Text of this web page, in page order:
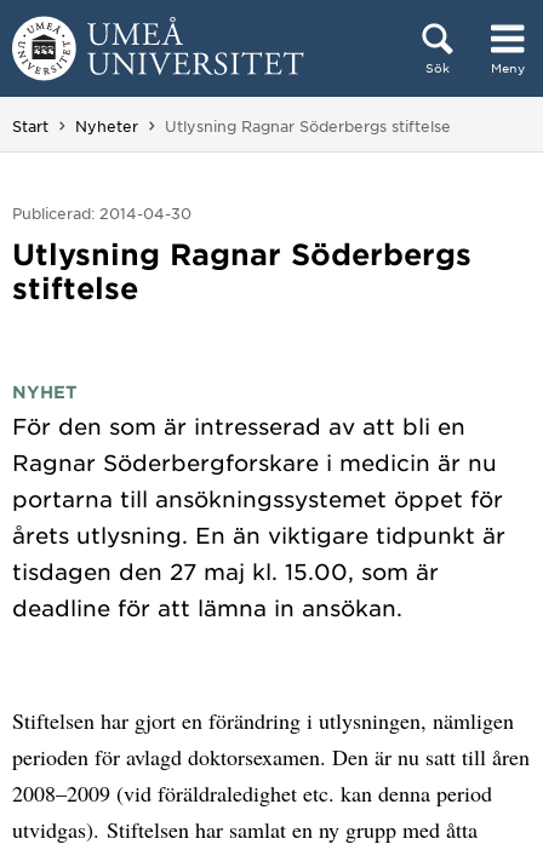
Hoppa direkt till innehållet
Sök Meny
Huvudmenyn dold.
Start Nyheter Du är här:
Utlysning Ragnar Söderbergs stiftelse
Publicerad: 2014-04-30
Utlysning Ragnar Söderbergs
stiftelse
NYHET
För den som är intresserad av att bli en
Ragnar Söderbergforskare i medicin är nu
portarna till ansökningssystemet öppet för
årets utlysning. En än viktigare tidpunkt är
tisdagen den 27 maj kl. 15.00, som är
Stiftelsen har gjort en förändring i utlysningen, nämligen
perioden för avlagd doktorsexamen. Den är nu satt till åren
2008–2009 (vid föräldraledighet etc. kan denna period
utvidgas). Stiftelsen har samlat en ny grupp med åtta